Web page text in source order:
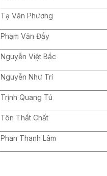
Tạ Văn Phương
Phạm Văn Đầy
Nguyễn Việt Bắc
Nguyễn Như Trí
Trịnh Quang Tú
Tôn Thất Chất
Phan Thanh Lâm